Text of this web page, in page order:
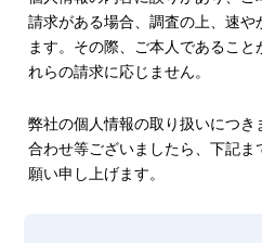
請求がある場合、調査の上、速や
ます。その際、ご本人であること
れらの請求に応じません。
弊社の個人情報の取り扱いにつ
合わせ等ございましたら、下記
願い申し上げます。